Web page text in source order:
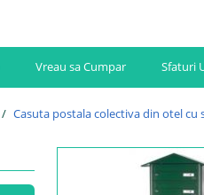
Vreau sa Cumpar Sfaturi
/ Casuta postala colectiva din otel